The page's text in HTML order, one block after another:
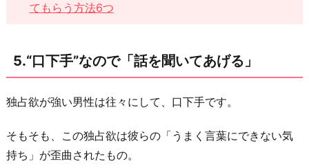
てもらう方法6つ
5.“口下手”なので「話を聞いてあげる」
独占欲が強い男性は往々にして、口下手です。
そもそも、この独占欲は彼らの「うまく言葉にできない気
持ち」が歪曲されたもの。